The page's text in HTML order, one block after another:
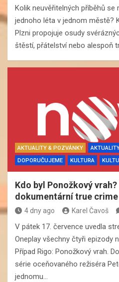
Kolik neuvěřitelných příběhů se
jednoho léta v jednom městě?
Plzni propojuje osudy
štěstí, přátelství nebo alespoň
AKTUALITY & POZVÁNKY
DOPORUČUJEME
KULTURA
Kdo byl Ponožkový
dokumentární true
4 dny ago Karel Čavoš
V pátek 17. července uvedla
Oneplay všechny čtyři epizody
Případ Rigo: Ponožkový vrah.
série oceňovaného režiséra
jednomu…